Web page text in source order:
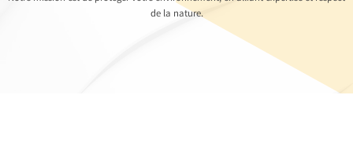
de la nature.